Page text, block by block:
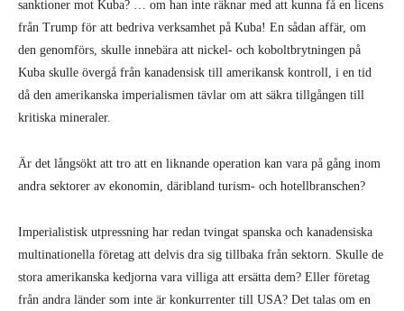
sanktioner mot Kuba? … om han inte räknar med att kunna få en licens
från Trump för att bedriva verksamhet på Kuba! En sådan affär, om
den genomförs, skulle innebära att nickel- och koboltbrytningen på
Kuba skulle övergå från kanadensisk till amerikansk kontroll, i en tid
då den amerikanska imperialismen tävlar om att säkra tillgången till
kritiska mineraler.
Är det långsökt att tro att en liknande operation kan vara på gång inom
andra sektorer av ekonomin, däribland turism- och hotellbranschen?
Imperialistisk utpressning har redan tvingat spanska och kanadensiska
multinationella företag att delvis dra sig tillbaka från sektorn. Skulle de
stora amerikanska kedjorna vara villiga att ersätta dem? Eller företag
från andra länder som inte är konkurrenter till USA? Det talas om en